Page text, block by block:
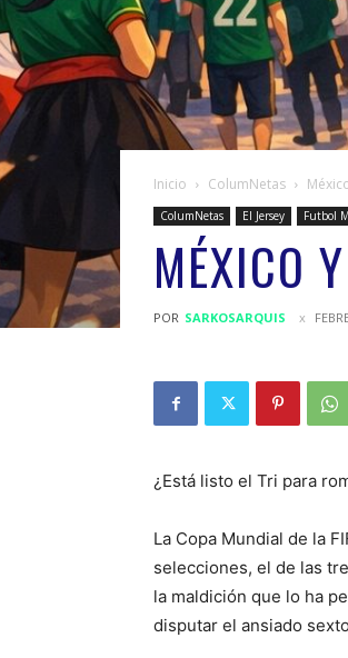
Inicio ColumNetas
ColumNetas El Jersey Futbol
MÉXICO
POR SARKOSARQUIS
¿Está listo el Tri para
La Copa Mundial de la
selecciones, el de las
la maldición que lo ha
disputar el ansiado